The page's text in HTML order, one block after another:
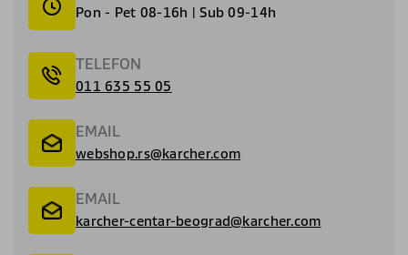
Pon - Pet 08-16h | Sub 09-14h
TELEFON
011 635 55 05
EMAIL
webshop.rs@karcher.com
EMAIL
karcher-centar-beograd@karcher.com